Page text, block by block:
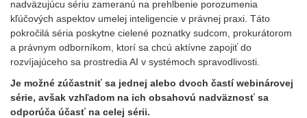
nadväzujúcu sériu zameranú na prehĺbenie porozumenia
kľúčových aspektov umelej inteligencie v právnej praxi. Táto
pokročilá séria poskytne cielené poznatky sudcom, prokurátorom
a právnym odborníkom, ktorí sa chcú aktívne zapojiť do
rozvíjajúceho sa prostredia AI v systémoch spravodlivosti.
Je možné zúčastniť sa jednej alebo dvoch častí webinárovej
série, avšak vzhľadom na ich obsahovú nadväznosť sa
odporúča účasť na celej sérii.